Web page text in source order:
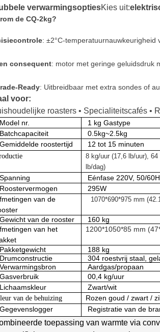
verwarmingsoptiesKies uit:
de CQ-2kg?
: ±2°C-
consequent: motor met geringe geluidsdruk
Ready: Uitbreidbaar met extra sondes of
voor:
roasters • Specialiteitscafés •
Model nr. 1 kg Gastype
Batchcapaciteit
0.5kg~2.5kg
Gemiddelde roostertijd
12 tot 15 minuten
8 kg/uur (17,6 lb/uur),
lb/dag)
Spanning Eénfase 220V, 50/
Roostervermogen
295W
van de
1070*690*975 mm
Gewicht van de rooster 160 kg
van het
1200*1050*85 mm
Pakketgewicht 188 kg
Drumconstructie
304 roestvrij staal,
Verwarmingsbron
Aardgas/propaan
Gasverbruik
00,4 kg/uur
Lichaamskleur
Zwart/wit
van de behuizing Rozen goud / zwart /
Gegevenslogger
Registratie van de
toepassing van warmte via